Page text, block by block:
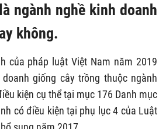
ngành nghề kinh doanh
không.
của pháp luật Việt Nam năm 2019
giống cây trồng thuộc ngành
kiện cụ thể tại mục 176 Danh mục
có điều kiện tại phụ lục 4 của Luật